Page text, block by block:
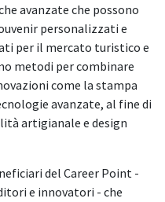
avanzate che possono
personalizzati e
per il mercato turistico e
metodi per combinare
come la stampa
avanzate, al fine di
artigianale e design
del Career Point -
e innovatori - che